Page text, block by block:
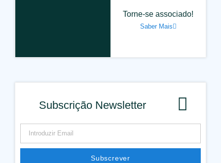
Torne-se associado!
Saber Mais
Subscrição Newsletter
Subscrever